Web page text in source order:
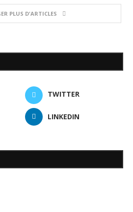
PLUS D'ARTICLES
TWITTER
LINKEDIN